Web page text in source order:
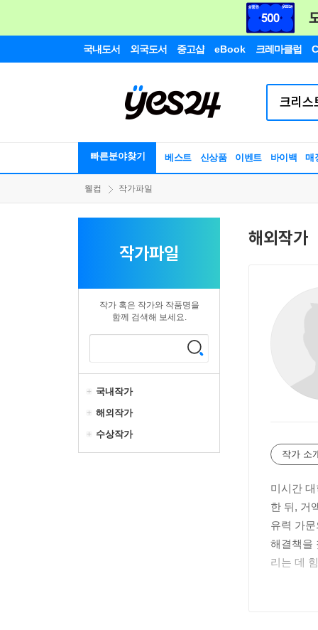
국내도서 외국도서 중고샵 eBook 크레마클럽
빠른분야찾기 베스트 신상품 이벤트 바이백 매
웰컴 작가파일
작가파일
작가 혹은 작가와 작품명을
함께 검색해 보세요.
국내작가
해외작가
수상작가
해외작가
작가 소
미시간
한 뒤, 거
유력 가
해결책을
리는 데